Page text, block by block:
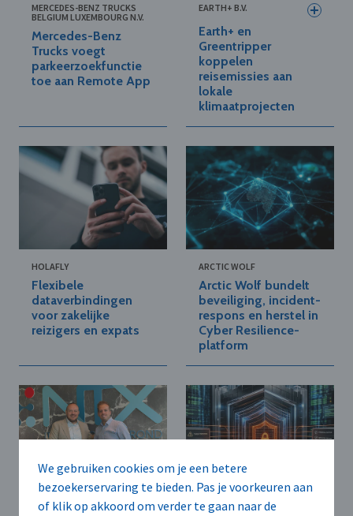
We gebruiken cookies om je een betere
bezoekerservaring te bieden. Pas je voorkeuren aan
of klik op akkoord om verder te gaan naar de
MERCEDES-BENZ TRUCKS
BELGIUM LUXEMBOURG N.V.
Mercedes-Benz
Trucks voegt
parkeerzoekfunctie
toe aan Remote App
EARTH+ B.V.
Earth+ en
Greentripper
koppelen
reisemissies aan
lokale
klimaatprojecten
HOLAFLY
Flexibele
dataverbindingen
voor zakelijke
reizigers en expats
ARCTIC WOLF
Arctic Wolf bundelt
beveiliging, incident-
respons en herstel in
Cyber Resilience-
platform
NTX B.V. FORTINET BELGIUM